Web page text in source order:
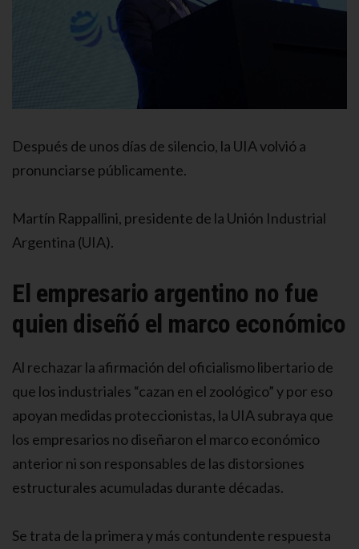
Después de unos días de silencio, la UIA volvió a
pronunciarse públicamente.
Martín Rappallini, presidente de la Unión Industrial
Argentina (UIA).
El empresario argentino no fue
quien diseñó el marco económico
Al rechazar la afirmación del oficialismo libertario de
que los industriales “cazan en el zoológico” y por eso
apoyan medidas proteccionistas, la UIA subraya que
los empresarios no diseñaron el marco económico
anterior ni son responsables de las distorsiones
estructurales acumuladas durante décadas.
Se trata de la primera y más contundente respuesta